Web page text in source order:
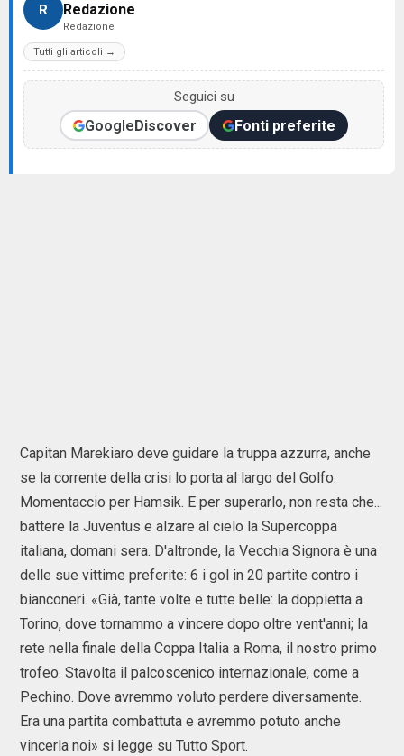
R Redazione
Redazione
Tutti gli articoli →
Seguici su
GoogleDiscover Fonti preferite
Capitan Marekiaro deve guidare la truppa azzurra, anche
se la corrente della crisi lo porta al largo del Golfo.
Momentaccio per Hamsik. E per superarlo, non resta che...
battere la Juventus e alzare al cielo la Supercoppa
italiana, domani sera. D'altronde, la Vecchia Signora è una
delle sue vittime preferite: 6 i gol in 20 partite contro i
bianconeri. «Già, tante volte e tutte belle: la doppietta a
Torino, dove tornammo a vincere dopo oltre vent'anni; la
rete nella finale della Coppa Italia a Roma, il nostro primo
trofeo. Stavolta il palcoscenico internazionale, come a
Pechino. Dove avremmo voluto perdere diversamente.
Era una partita combattuta e avremmo potuto anche
vincerla noi» si legge su Tutto Sport.